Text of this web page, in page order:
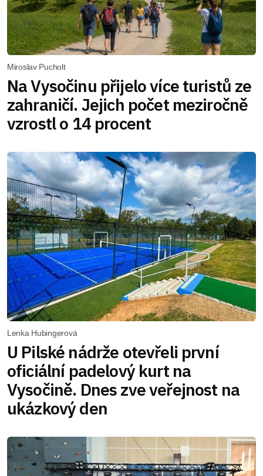
Miroslav Pucholt
Na Vysočinu přijelo více turistů ze
zahraničí. Jejich počet meziročně
vzrostl o 14 procent
Lenka Hubingerová
U Pilské nádrže otevřeli první
oficiální padelový kurt na
Vysočině. Dnes zve veřejnost na
ukázkový den